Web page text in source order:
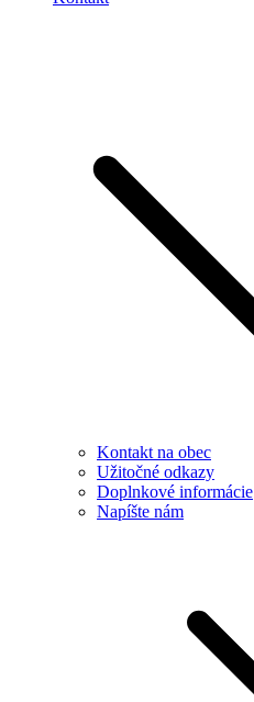
Kontakt na obec
Užitočné odkazy
Doplnkové informácie
Napíšte nám